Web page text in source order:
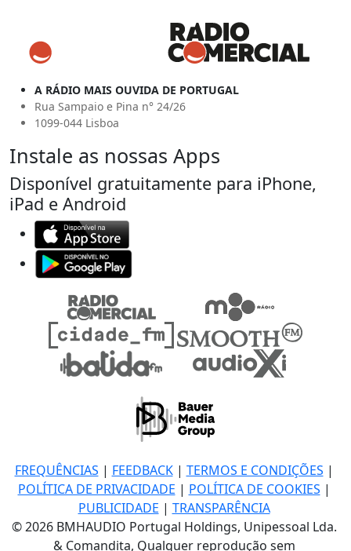
A RÁDIO MAIS OUVIDA DE PORTUGAL
Rua Sampaio e Pina n° 24/26
1099-044 Lisboa
Instale as nossas Apps
Disponível gratuitamente para iPhone,
iPad e Android
FREQUÊNCIAS | FEEDBACK| TERMOS E CONDIÇÕES |
POLÍTICA DE PRIVACIDADE | POLÍTICA DE COOKIES |
PUBLICIDADE | TRANSPARÊNCIA
© 2026 BMHAUDIO Portugal Holdings, Unipessoal Lda.
& Comandita, Qualquer reprodução sem